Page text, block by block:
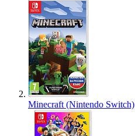
Minecraft (Nintendo Switch)